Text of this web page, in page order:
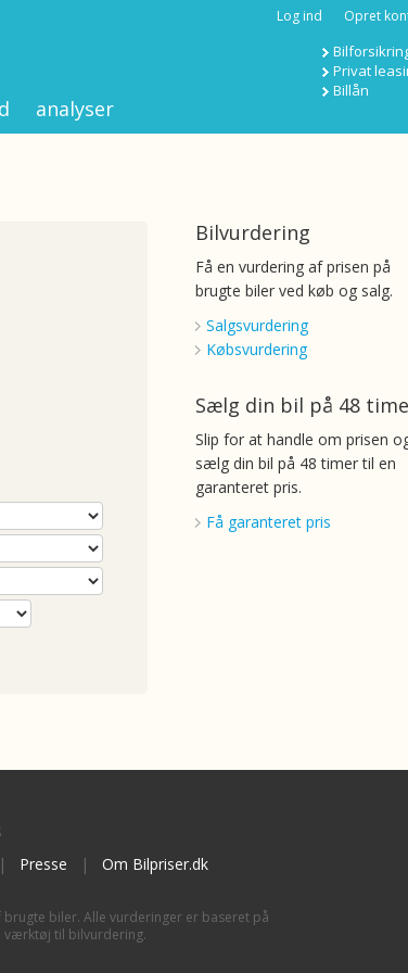
Log ind Opret
Privat
Billån
analyser
Bilvurdering
Få en vurdering af prisen på
brugte biler ved køb og salg.
Salgsvurdering
Købsvurdering
Sælg din bil på 48
Slip for at handle om prisen
sælg din bil på 48 timer til en
garanteret pris.
Få garanteret pris
| Presse | Om Bilpriser.dk
biler. Alle vurderinger er baseret på
værktøj til bilvurdering.